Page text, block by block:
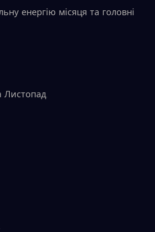
енергію місяця та головні
Листопад.